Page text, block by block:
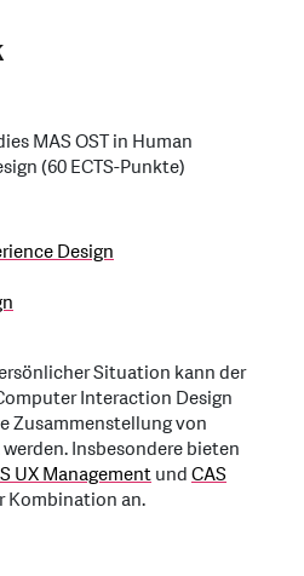
MAS OST in Human
(60 ECTS-Punkte)
Design
Situation kann der
Interaction Design
Zusammenstellung von
Insbesondere bieten
UX ManagementundCAS
Kombination an.